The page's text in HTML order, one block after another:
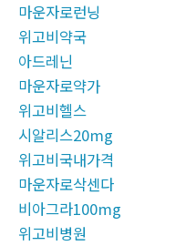
마운자로런닝
위고비약국
아드레닌
마운자로약가
위고비헬스
시알리스20mg
위고비국내가격
마운자로삭센다
비아그라100mg
위고비병원